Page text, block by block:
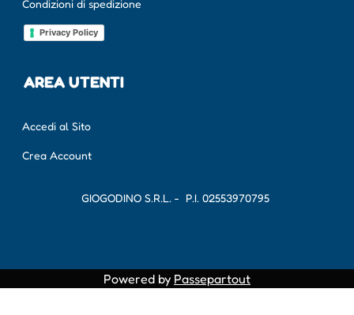
Condizioni di spedizione
Privacy Policy
AREA UTENTI
Accedi al Sito
Crea Account
GIOGODINO S.R.L. - P.I. 02553970795
Powered by Passepartout